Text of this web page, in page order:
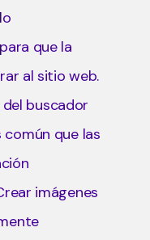
que la
al sitio web.
buscador
que las
imágenes